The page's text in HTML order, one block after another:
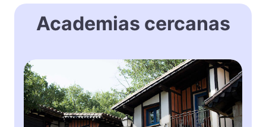
Academias cercanas
P
u
e
b